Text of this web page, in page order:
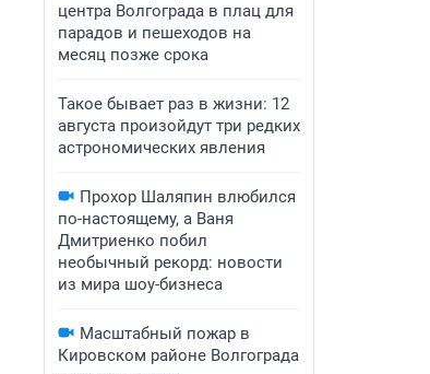
центра Волгограда в плац для
парадов и пешеходов на
месяц позже срока
Такое бывает раз в жизни: 12
августа произойдут три редких
астрономических явления
Прохор Шаляпин влюбился
по-настоящему, а Ваня
Дмитриенко побил
необычный рекорд: новости
из мира шоу-бизнеса
Масштабный пожар в
Кировском районе Волгограда